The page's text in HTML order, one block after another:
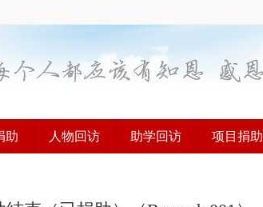
助 人物回访 助学回访 项目捐助